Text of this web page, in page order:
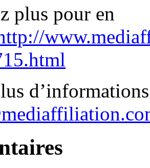
plus pour en